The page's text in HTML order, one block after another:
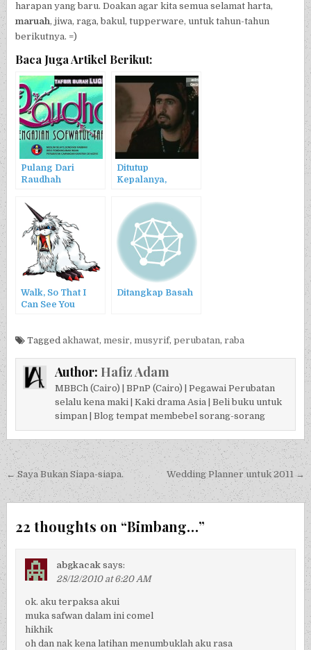
harapan yang baru. Doakan agar kita semua selamat harta,
maruah, jiwa, raga, bakul, tupperware, untuk tahun-tahun
berikutnya. =)
Baca Juga Artikel Berikut:
Pulang Dari
Raudhah
Ditutup
Kepalanya,
Walk, So That I
Can See You
Ditangkap Basah
Taggedakhawat,mesir,musyrif,perubatan,raba
Author: Hafiz Adam
MBBCh (Cairo) | BPnP (Cairo) | Pegawai Perubatan
selalu kena maki | Kaki drama Asia | Beli buku untuk
simpan | Blog tempat membebel sorang-sorang
Post navigation
← Saya Bukan Siapa-siapa. Wedding Planner untuk 2011 →
22 thoughts on “Bimbang…”
abgkacak says:
28/12/2010 at 6:20 AM
ok. aku terpaksa akui
muka safwan dalam ini comel
hikhik
oh dan nak kena latihan menumbuklah aku rasa